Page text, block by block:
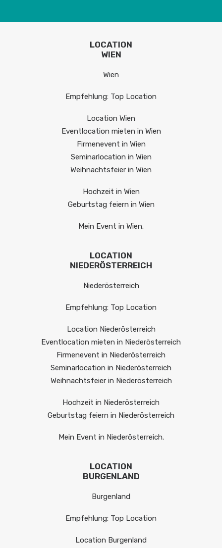
LOCATION
WIEN
Wien
Empfehlung: Top Location
Location Wien
Eventlocation mieten in Wien
Firmenevent in Wien
Seminarlocation in Wien
Weihnachtsfeier in Wien
Hochzeit in Wien
Geburtstag feiern in Wien
Mein Event in Wien.
LOCATION
NIEDERÖSTERREICH
Niederösterreich
Empfehlung: Top Location
Location Niederösterreich
Eventlocation mieten in Niederösterreich
Firmenevent in Niederösterreich
Seminarlocation in Niederösterreich
Weihnachtsfeier in Niederösterreich
Hochzeit in Niederösterreich
Geburtstag feiern in Niederösterreich
Mein Event in Niederösterreich.
LOCATION
BURGENLAND
Burgenland
Empfehlung: Top Location
Location Burgenland